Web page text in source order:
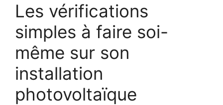
Les vérifications
simples à faire soi-
même sur son
installation
photovoltaïque